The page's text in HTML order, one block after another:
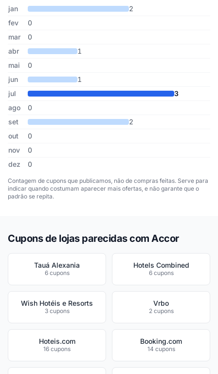
Cupons de Accor publicados por mês, somando os últimos 3 anos
Mês Cupons publicadosDesconto médio
jan
2
fev
0
mar
0
abr
1
mai
0
jun
1
jul
3
ago
0
set
2
out
0
nov
0
dez
0
Contagem de cupons que publicamos, não de compras feitas. Serve para
indicar quando costumam aparecer mais ofertas, e não garante que o
padrão se repita.
Cupons de lojas parecidas com Accor
Tauá Alexania
6 cupons
Hotels Combined
6 cupons
Wish Hotéis e Resorts
3 cupons
Vrbo
2 cupons
Hoteis.com
16 cupons
Booking.com
14 cupons